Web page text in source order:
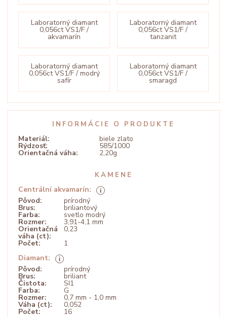
Laboratorný diamant
0,056ct VS1/F /
akvamarín
Laboratorný diamant
0,056ct VS1/F /
tanzanit
Laboratorný diamant
0,056ct VS1/F / modrý
safír
Laboratorný diamant
0,056ct VS1/F /
smaragd
INFORMÁCIE O PRODUKTE
Materiál: biele zlato
Rýdzosť: 585/1000
Orientačná váha: 2,20g
KAMENE
Centrální akvamarín:
Pôvod:
prírodný
Brus: briliantový
Farba: svetlo modrý
Rozmer: 3,91-4,1 mm
Orientačná
váha (ct):
0,23
Počet:
1
Diamant:
Pôvod:
prírodný
Brus: briliant
Čistota: SI1
Farba: G
Rozmer: 0,7 mm - 1,0 mm
Váha (ct): 0,052
Počet: 16